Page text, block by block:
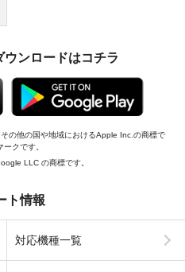
ンロードはコチラ
の他の国や地域におけるApple Inc.の商標で
クです。
LLC の商標です。
ト情報
対応機種一覧